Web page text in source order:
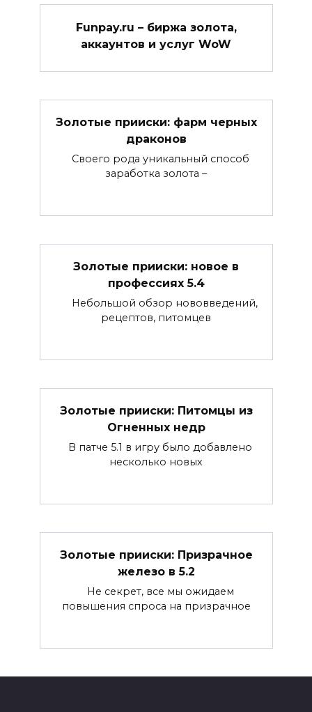
Funpay.ru – биржа золота,
аккаунтов и услуг WoW
Золотые прииски: фарм черных
драконов
Своего рода уникальный способ
заработка золота –
Золотые прииски: новое в
профессиях 5.4
Небольшой обзор нововведений,
рецептов, питомцев
Золотые прииски: Питомцы из
Огненных недр
В патче 5.1 в игру было добавлено
несколько новых
Золотые прииски: Призрачное
железо в 5.2
Не секрет, все мы ожидаем
повышения спроса на призрачное